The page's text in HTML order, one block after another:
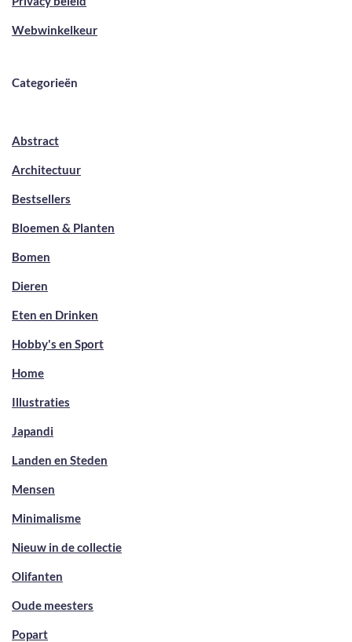
Webwinkelkeur
Categorieën
Abstract
Architectuur
Bestsellers
Bloemen & Planten
Bomen
Dieren
Eten en Drinken
Hobby's en Sport
Home
Illustraties
Japandi
Landen en Steden
Mensen
Minimalisme
Nieuw in de collectie
Olifanten
Oude meesters
Popart